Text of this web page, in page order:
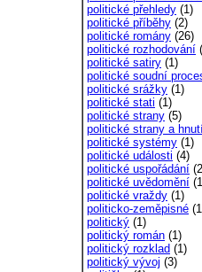
politické přehledy (1)
politické příběhy (2)
politické romány (26)
politické rozhodování
politické satiry (1)
politické soudní
politické srážky (1)
politické stati (1)
politické strany (5)
politické strany a
politické systémy (1)
politické události (4)
politické uspořádání
politické uvědomění
politické vraždy (1)
politicko-zeměpisné
politický (1)
politický román (1)
politický rozklad (1)
politický vývoj (3)